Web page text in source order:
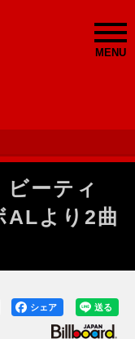
MENU
ーティ
ALより2曲
送る
シェア